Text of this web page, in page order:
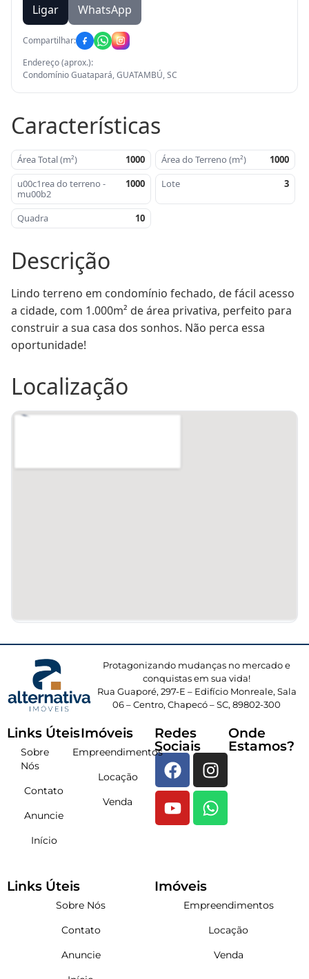
Ligar WhatsApp
Compartilhar:
Endereço (aprox.):
Condomínio Guatapará, GUATAMBÚ, SC
Características
Área Total (m²) 1000 Área do Terreno (m²)
1000
u00c1rea do terreno -
mu00b2
1000 Lote 3
Quadra 10
Descrição
Lindo terreno em condomínio fechado, de fácil acesso
a cidade, com 1.000m² de área privativa, perfeito para
construir a sua casa dos sonhos. Não perca essa
oportunidade!
Localização
Protagonizando mudanças no mercado e
conquistas em sua vida!
Rua Guaporé, 297-E – Edifício Monreale, Sala
06 – Centro, Chapecó – SC, 89802-300
Links Úteis
Sobre
Nós
Contato
Anuncie
Início
Imóveis
Empreendimentos
Locação
Venda
Redes
Sociais
Onde
Estamos?
Links Úteis
Sobre Nós
Contato
Anuncie
Imóveis
Empreendimentos
Locação
Venda